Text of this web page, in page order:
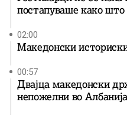
постапуваше како
02:00
Македонски
00:57
Двајца македонски
непожелни во Албанија